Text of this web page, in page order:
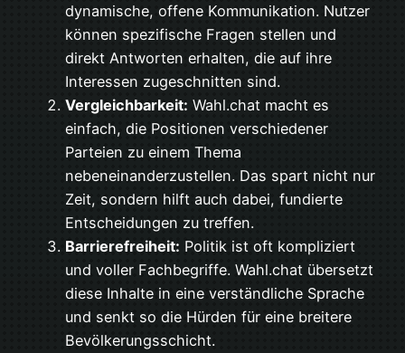
dynamische, offene Kommunikation. Nutzer
können spezifische Fragen stellen und
direkt Antworten erhalten, die auf ihre
Interessen zugeschnitten sind.
Vergleichbarkeit: Wahl.chat macht es
einfach, die Positionen verschiedener
Parteien zu einem Thema
nebeneinanderzustellen. Das spart nicht nur
Zeit, sondern hilft auch dabei, fundierte
Entscheidungen zu treffen.
Barrierefreiheit: Politik ist oft kompliziert
und voller Fachbegriffe. Wahl.chat übersetzt
diese Inhalte in eine verständliche Sprache
und senkt so die Hürden für eine breitere
Bevölkerungsschicht.